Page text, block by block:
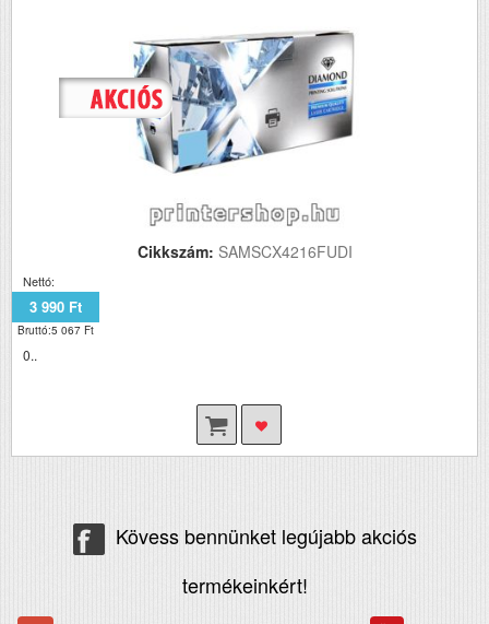
Cikkszám: SAMSCX4216FUDI
Nettó:
3 990 Ft
Bruttó:5 067 Ft
0..
Kövess bennünket legújabb akciós
termékeinkért!